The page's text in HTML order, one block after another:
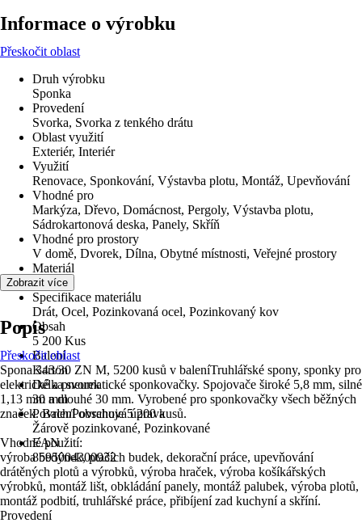
Informace o výrobku
Přeskočit oblast
Druh výrobku
Sponka
Provedení
Svorka, Svorka z tenkého drátu
Oblast využití
Exteriér, Interiér
Využití
Renovace, Sponkování, Výstavba plotu, Montáž, Upevňování
Vhodné pro
Markýza, Dřevo, Domácnost, Pergoly, Výstavba plotu,
Sádrokartonová deska, Panely, Skříň
Vhodné pro prostory
V domě, Dvorek, Dílna, Obytné místnosti, Veřejné prostory
Materiál
Ocel
Specifikace materiálu
Drát, Ocel, Pozinkovaná ocel, Pozinkovaný kov
Obsah
5 200 Kus
Balení
Karton
Délka svorek
30 mm
Povrch/Povrchová úprava
Žárově pozinkované, Pozinkované
EAN
8595004300932
Zobrazit více
Popis
Přeskočit oblast
Spona 343/30 ZN M, 5200 kusů v baleníTruhlářské spony, sponky pro
elektrické a pneumatické sponkovačky. Spojovače široké 5,8 mm, silné
1,13 mm a dlouhé 30 mm. Vyrobené pro sponkovačky všech běžných
značek. Balení obsahuje 5 200 kusů.
Vhodné použití:
výroba bedýnek, ptačích budek, dekorační práce, upevňování
drátěných plotů a výrobků, výroba hraček, výroba košíkářských
výrobků, montáž lišt, obkládání panely, montáž palubek, výroba plotů,
montáž podbití, truhlářské práce, přibíjení zad kuchyní a skříní.
Provedení